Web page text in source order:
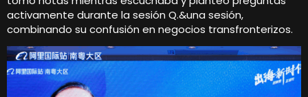
activamente durante la sesión Q.&una sesión,
combinando su confusión en negocios transfronterizos.